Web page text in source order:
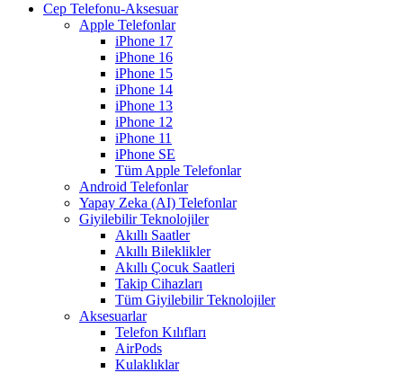
Cep Telefonu-Aksesuar
Apple Telefonlar
iPhone 17
iPhone 16
iPhone 15
iPhone 14
iPhone 13
iPhone 12
iPhone 11
iPhone SE
Tüm Apple Telefonlar
Android Telefonlar
Yapay Zeka (AI) Telefonlar
Giyilebilir Teknolojiler
Akıllı Saatler
Akıllı Bileklikler
Akıllı Çocuk Saatleri
Takip Cihazları
Tüm Giyilebilir Teknolojiler
Aksesuarlar
Telefon Kılıfları
AirPods
Kulaklıklar